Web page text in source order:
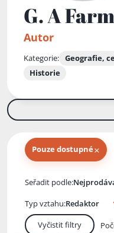
G. A
Autor
Kategorie: Geografie,
Historie
Pouze dostupné×
Seřadit podle:
Typ vztahu:
Vyčistit filtry